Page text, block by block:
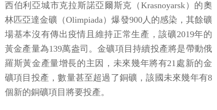
西伯利亞城市克拉斯諾亞爾斯克（Krasnoyarsk）的奧
林匹亞達金礦（Olimpiada）爆發900人的感染，其餘礦
場基本沒有傳出疫情且維持正常生產，該礦2019年的
黃金產量為139萬盎司。金礦項目持續投產將是帶動俄
羅斯黃金產量增長的主因，未來幾年將有21處新的金
礦項目投產，數量甚至超過了銅礦，該國未來幾年有8
個新的銅礦項目將要投產。